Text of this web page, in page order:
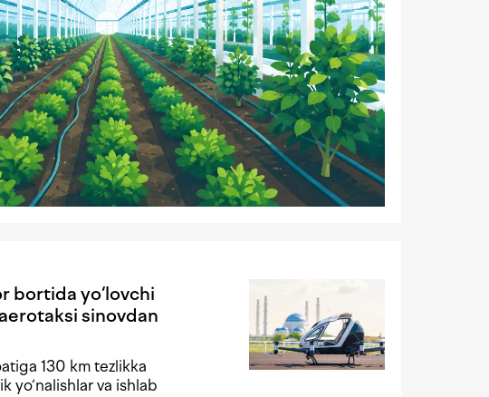
bortida yo‘lovchi
sinovdan
130 km tezlikka
yo‘nalishlar va ishlab